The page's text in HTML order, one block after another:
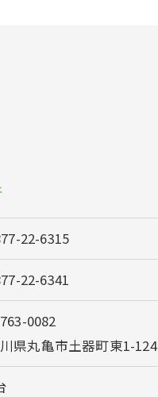
22-6315
22-6341
0082
県丸亀市土器町東1-124